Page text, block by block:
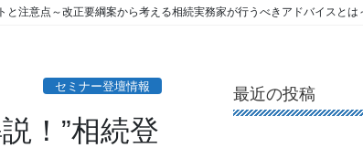
と注意点～改正要綱案から考える相続実務家が行うべきアドバイスとは
セミナー登壇情報
！”相続登
最近の投稿